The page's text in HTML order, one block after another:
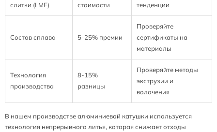
слитки (LME)
стоимости
тенденции
Состав сплава 5-25% премии
Проверяйте
сертификаты на
материалы
Технология
производства
8-15%
разницы
Проверяйте методы
экструзии и
волочения
В нашем производствеалюминиевой катушки используется
технология непрерывного литья, которая снижает отходы